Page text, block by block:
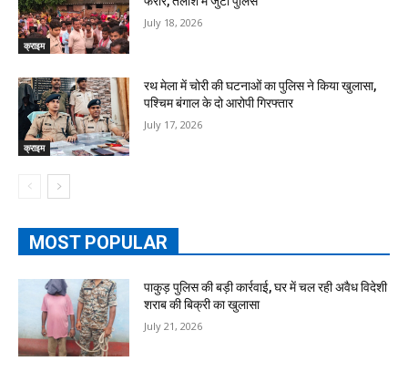
क्राइम
July 18, 2026
क्राइम
रथ मेला में चोरी की घटनाओं का पुलिस ने किया खुलासा,
पश्चिम बंगाल के दो आरोपी गिरफ्तार
July 17, 2026
MOST POPULAR
पाकुड़ पुलिस की बड़ी कार्रवाई, घर में चल रही अवैध विदेशी
शराब की बिक्री का खुलासा
July 21, 2026